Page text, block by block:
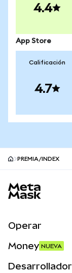
4.4
App Store
Calificación
4.7
PREMIA/INDEX
Operar
Money NUEVA
Desarrollador